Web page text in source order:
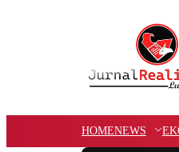
HOMENEWS